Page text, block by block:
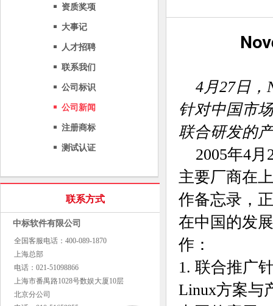
资质奖项
大事记
人才招聘
联系我们
公司标识
公司新闻
注册商标
测试认证
联系方式
中标软件有限公司
全国客服电话：400-089-1870
上海总部
电话：021-51098866
上海市番禺路1028号数娱大厦10层
北京分公司
4月27日 ，
针对中国市
联合研发的
2005年4月
主要厂商在
作备忘录，
在中国的发
作：
1. 联合推广
Linux方案与